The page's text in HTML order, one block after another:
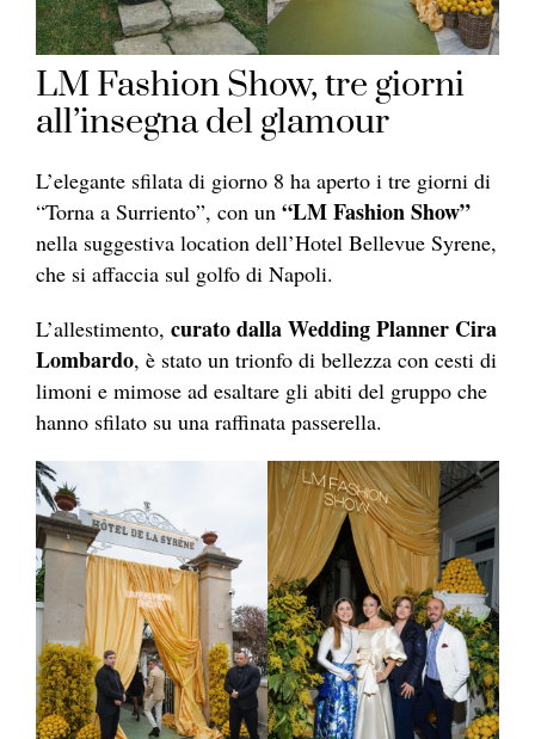
LM Fashion Show, tre giorni
all’insegna del glamour
L’elegante sfilata di giorno 8 ha aperto i tre giorni di
“Torna a Surriento”, con un “LM Fashion Show”
nella suggestiva location dell’Hotel Bellevue Syrene,
che si affaccia sul golfo di Napoli.
L’allestimento, curato dalla Wedding Planner Cira
Lombardo, è stato un trionfo di bellezza con cesti di
limoni e mimose ad esaltare gli abiti del gruppo che
hanno sfilato su una raffinata passerella.